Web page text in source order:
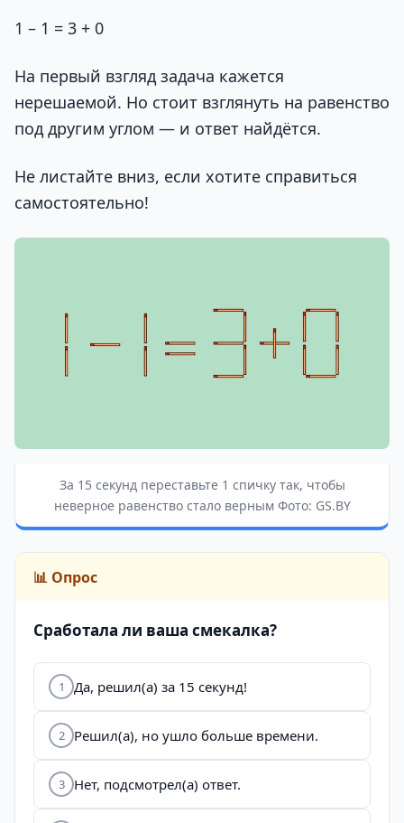
1 – 1 = 3 + 0
На первый взгляд задача кажется
нерешаемой. Но стоит взглянуть на равенство
под другим углом — и ответ найдётся.
Не листайте вниз, если хотите справиться
самостоятельно!
За 15 секунд переставьте 1 спичку так, чтобы
неверное равенство стало верным Фото: GS.BY
📊 Опрос
Сработала ли ваша смекалка?
1 Да, решил(а) за 15 секунд!
2 Решил(а), но ушло больше времени.
3 Нет, подсмотрел(а) ответ.